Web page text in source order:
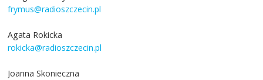
frymus@radioszczecin.pl
Agata Rokicka
rokicka@radioszczecin.pl
Joanna Skonieczna